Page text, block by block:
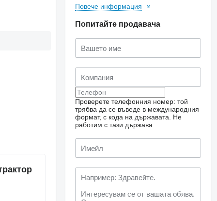
Повече информация
Попитайте продавача
Проверете телефонния номер: той
трябва да се въведе в международния
формат, с кода на държавата.
Не
работим с тази държава